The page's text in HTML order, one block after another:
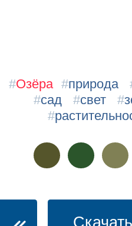
#Озёра #природа
#сад #свет #
#
Скачать